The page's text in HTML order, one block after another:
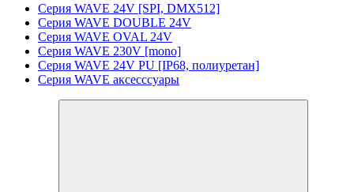
Серия WAVE 24V [SPI, DMX512]
Серия WAVE DOUBLE 24V
Серия WAVE OVAL 24V
Серия WAVE 230V [mono]
Серия WAVE 24V PU [IP68, полиуретан]
Серия WAVE аксесссуары